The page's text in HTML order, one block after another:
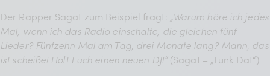
Der Rapper Sagat zum Beispiel fragt: „Warum höre ich jedes
Mal, wenn ich das Radio einschalte, die gleichen fünf
Lieder? Fünfzehn Mal am Tag, drei Monate lang? Mann, das
ist scheiße! Holt Euch einen neuen DJ!“(Sagat – „Funk Dat“)